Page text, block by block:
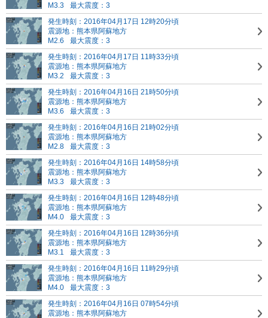
M3.3
最大震度：3
発生時刻：2016年04月17日 12時20分頃
震源地：熊本県阿蘇地方
M2.6
最大震度：3
発生時刻：2016年04月17日 11時33分頃
震源地：熊本県阿蘇地方
M3.2
最大震度：3
発生時刻：2016年04月16日 21時50分頃
震源地：熊本県阿蘇地方
M3.6
最大震度：3
発生時刻：2016年04月16日 21時02分頃
震源地：熊本県阿蘇地方
M2.8
最大震度：3
発生時刻：2016年04月16日 14時58分頃
震源地：熊本県阿蘇地方
M3.3
最大震度：3
発生時刻：2016年04月16日 12時48分頃
震源地：熊本県阿蘇地方
M4.0
最大震度：3
発生時刻：2016年04月16日 12時36分頃
震源地：熊本県阿蘇地方
M3.1
最大震度：3
発生時刻：2016年04月16日 11時29分頃
震源地：熊本県阿蘇地方
M4.0
最大震度：3
発生時刻：2016年04月16日 07時54分頃
震源地：熊本県阿蘇地方